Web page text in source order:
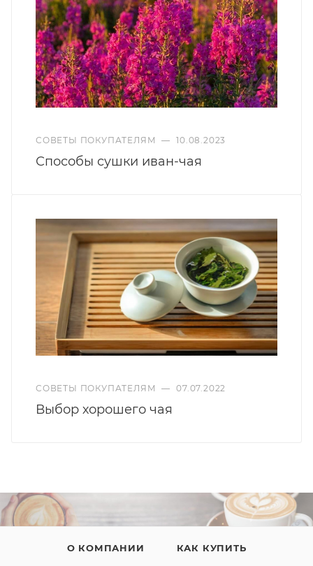
СОВЕТЫ ПОКУПАТЕЛЯМ — 10.08.2023
Способы сушки иван-чая
СОВЕТЫ ПОКУПАТЕЛЯМ — 07.07.2022
Выбор хорошего чая
О КОМПАНИИ КАК КУПИТЬ